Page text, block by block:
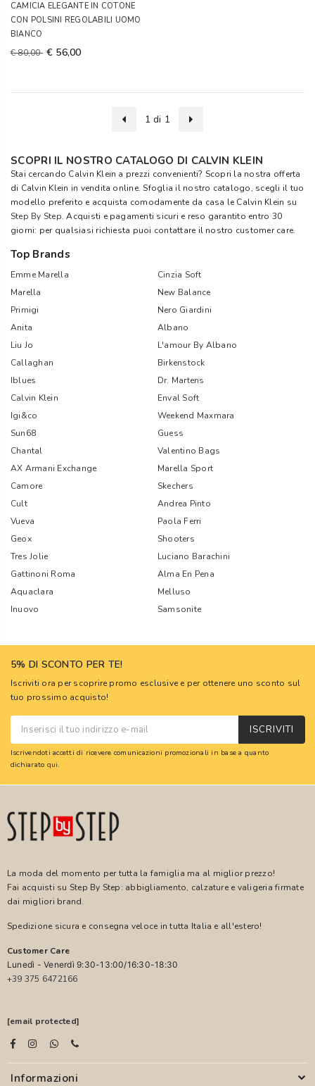
CAMICIA ELEGANTE IN COTONE
CON POLSINI REGOLABILI UOMO
BIANCO
€ 80,00 € 56,00
1 di 1
SCOPRI IL NOSTRO CATALOGO DI CALVIN KLEIN
Stai cercando Calvin Klein a prezzi convenienti? Scopri la nostra offerta
di Calvin Klein in vendita online. Sfoglia il nostro catalogo, scegli il tuo
modello preferito e acquista comodamente da casa le Calvin Klein su
Step By Step. Acquisti e pagamenti sicuri e reso garantito entro 30
giorni: per qualsiasi richiesta puoi contattare il nostro customer care.
Top Brands
Emme Marella
Cinzia Soft
Marella
New Balance
Primigi
Nero Giardini
Anita
Albano
Liu Jo
L'amour By Albano
Callaghan
Birkenstock
Iblues
Dr. Martens
Calvin Klein
Enval Soft
Igi&co
Weekend Maxmara
Sun68
Guess
Chantal
Valentino Bags
AX Armani Exchange
Marella Sport
Camore
Skechers
Cult
Andrea Pinto
Vueva
Paola Ferri
Geox
Shooters
Tres Jolie
Luciano Barachini
Gattinoni Roma
Alma En Pena
Aquaclara
Melluso
Inuovo
Samsonite
5% DI SCONTO PER TE!
Iscriviti ora per scoprire promo esclusive e per ottenere uno sconto sul
tuo prossimo acquisto!
ISCRIVITI
Iscrivendoti accetti di ricevere comunicazioni promozionali in base a quanto
dichiarato qui.
La moda del momento per tutta la famiglia ma al miglior prezzo!
Fai acquisti su Step By Step: abbigliamento, calzature e valigeria firmate
dai migliori brand.
Spedizione sicura e consegna veloce in tutta Italia e all'estero!
Customer Care
Lunedì - Venerdì 9:30-13:00/16:30-18:30
+39 375 6472166
[email protected]
Informazioni